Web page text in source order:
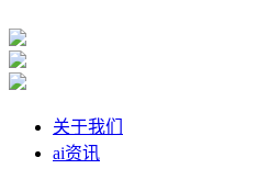
关于我们
ai资讯